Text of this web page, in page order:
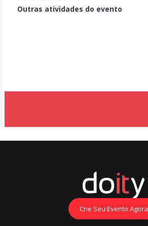
Outras atividades do evento
Crie Seu Evento Agora